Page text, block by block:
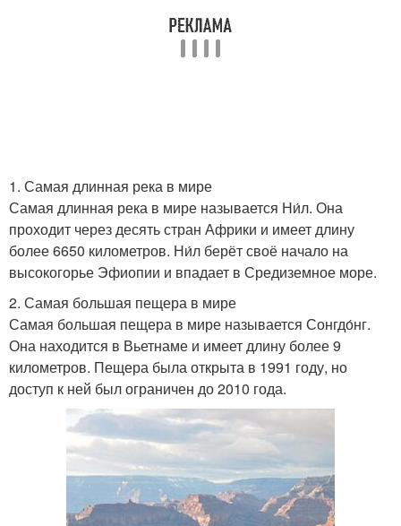
Океан в мире Озеро в мире
Город в мире Континент в мире
Мосты в мире
1. Самая длинная река в мире
Самая длинная река в мире называется Ни́л. Она
проходит через десять стран Африки и имеет длину
более 6650 километров. Ни́л берёт своё начало на
высокогорье Эфиопии и впадает в Средиземное море.
2. Самая большая пещера в мире
Самая большая пещера в мире называется Сонгдо́нг.
Она находится в Вьетнаме и имеет длину более 9
километров. Пещера была открыта в 1991 году, но
доступ к ней был ограничен до 2010 года.